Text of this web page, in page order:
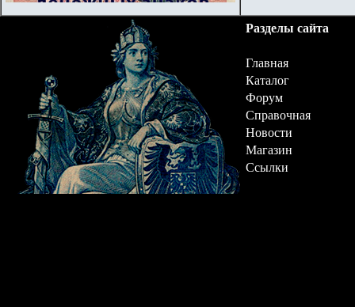
Разделы сайта
Главная
Каталог
Форум
Справочная
Новости
Магазин
Ссылки